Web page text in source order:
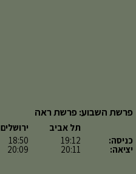
פרשת השבוע: פרשת ראה
כניסה:
יציאה:
תל אביב
19:12
20:11
ירושלים
18:50
20:09